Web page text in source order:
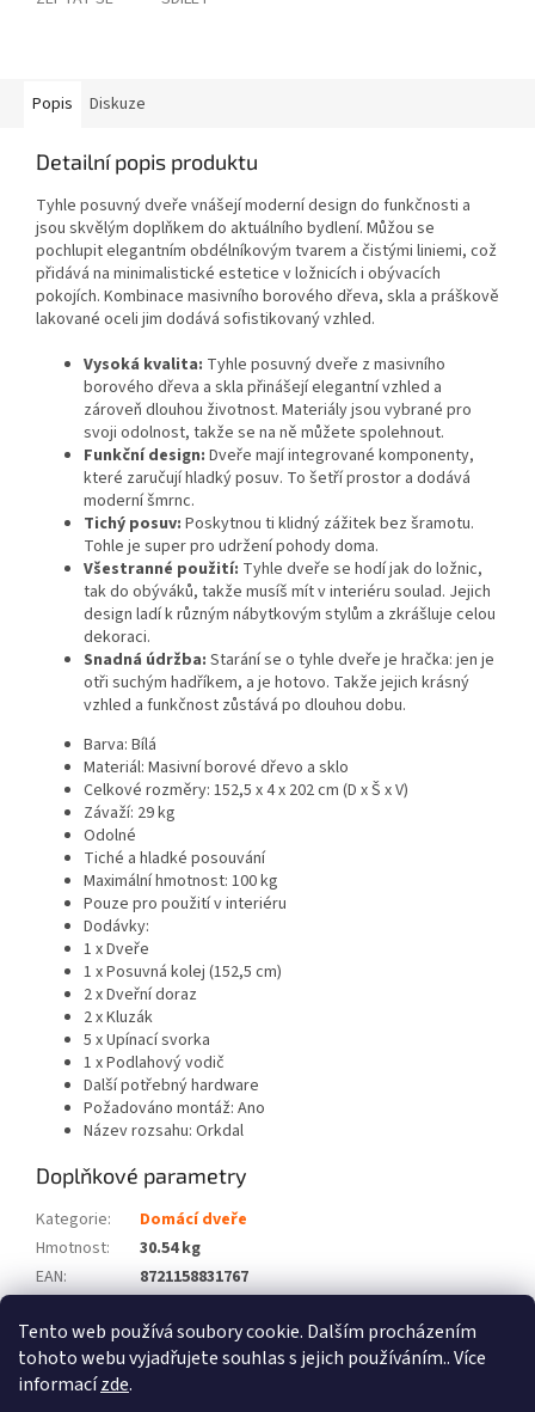
Tento web používá soubory cookie. Dalším procházením
tohoto webu vyjadřujete souhlas s jejich používáním.. Více
informacízde.
Popis Diskuze
Detailní popis produktu
Tyhle posuvný dveře vnášejí moderní design do funkčnosti a
jsou skvělým doplňkem do aktuálního bydlení. Můžou se
pochlupit elegantním obdélníkovým tvarem a čistými liniemi, což
přidává na minimalistické estetice v ložnicích i obývacích
pokojích. Kombinace masivního borového dřeva, skla a práškově
lakované oceli jim dodává sofistikovaný vzhled.
Vysoká kvalita: Tyhle posuvný dveře z masivního
borového dřeva a skla přinášejí elegantní vzhled a
zároveň dlouhou životnost. Materiály jsou vybrané pro
svoji odolnost, takže se na ně můžete spolehnout.
Funkční design: Dveře mají integrované komponenty,
které zaručují hladký posuv. To šetří prostor a dodává
moderní šmrnc.
Tichý posuv: Poskytnou ti klidný zážitek bez šramotu.
Tohle je super pro udržení pohody doma.
Všestranné použití: Tyhle dveře se hodí jak do ložnic,
tak do obýváků, takže musíš mít v interiéru soulad. Jejich
design ladí k různým nábytkovým stylům a zkrášluje celou
dekoraci.
Snadná údržba: Starání se o tyhle dveře je hračka: jen je
otři suchým hadříkem, a je hotovo. Takže jejich krásný
vzhled a funkčnost zůstává po dlouhou dobu.
Barva: Bílá
Materiál: Masivní borové dřevo a sklo
Celkové rozměry: 152,5 x 4 x 202 cm (D x Š x V)
Závaží: 29 kg
Odolné
Tiché a hladké posouvání
Maximální hmotnost: 100 kg
Pouze pro použití v interiéru
Dodávky:
1 x Dveře
1 x Posuvná kolej (152,5 cm)
2 x Dveřní doraz
2 x Kluzák
5 x Upínací svorka
1 x Podlahový vodič
Další potřebný hardware
Požadováno montáž: Ano
Název rozsahu: Orkdal
Doplňkové parametry
Kategorie:
Domácí dveře
Hmotnost:
30.54 kg
EAN:
8721158831767
Počet balíků: 2